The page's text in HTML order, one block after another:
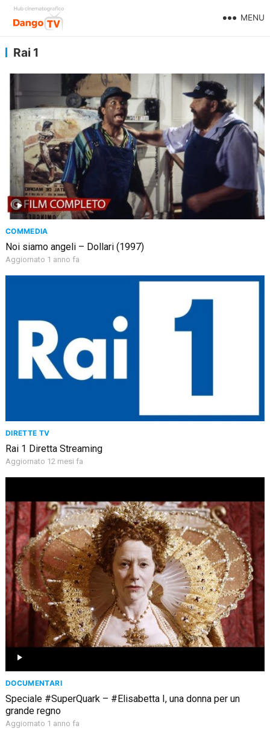
MENU
Rai 1
COMMEDIA
Noi siamo angeli – Dollari (1997)
Aggiornato 1 anno fa
DIRETTE TV
Rai 1 Diretta Streaming
Aggiornato 12 mesi fa
DOCUMENTARI
Speciale #SuperQuark – #Elisabetta I, una donna per un
grande regno
Aggiornato 1 anno fa